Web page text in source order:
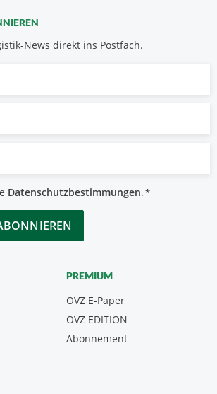
News direkt ins Postfach.
Datenschutzbestimmungen.*
PREMIUM
ÖVZ E-Paper
Abonnement
ÖVZ EDITION